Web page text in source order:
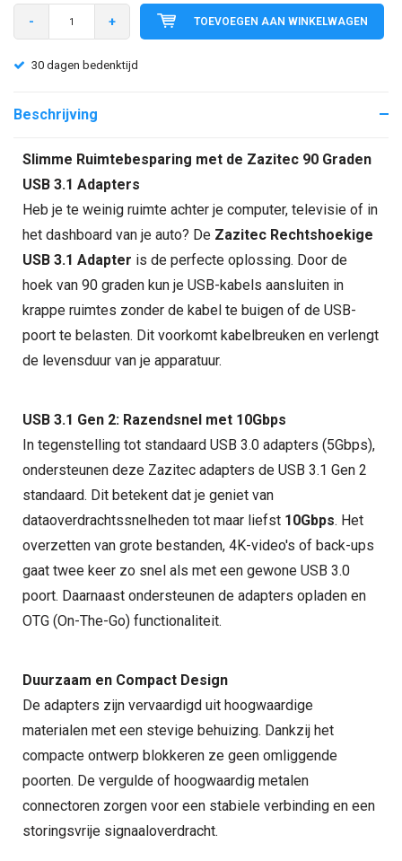
- + TOEVOEGEN AAN WINKELWAGEN
30 dagen bedenktijd
Beschrijving
Slimme Ruimtebesparing met de Zazitec 90 Graden
USB 3.1 Adapters
Heb je te weinig ruimte achter je computer, televisie of in
het dashboard van je auto? De Zazitec Rechtshoekige
USB 3.1 Adapter is de perfecte oplossing. Door de
hoek van 90 graden kun je USB-kabels aansluiten in
krappe ruimtes zonder de kabel te buigen of de USB-
poort te belasten. Dit voorkomt kabelbreuken en verlengt
de levensduur van je apparatuur.
USB 3.1 Gen 2: Razendsnel met 10Gbps
In tegenstelling tot standaard USB 3.0 adapters (5Gbps),
ondersteunen deze Zazitec adapters de USB 3.1 Gen 2
standaard. Dit betekent dat je geniet van
dataoverdrachtssnelheden tot maar liefst 10Gbps. Het
overzetten van grote bestanden, 4K-video's of back-ups
gaat twee keer zo snel als met een gewone USB 3.0
poort. Daarnaast ondersteunen de adapters opladen en
OTG (On-The-Go) functionaliteit.
Duurzaam en Compact Design
De adapters zijn vervaardigd uit hoogwaardige
materialen met een stevige behuizing. Dankzij het
compacte ontwerp blokkeren ze geen omliggende
poorten. De vergulde of hoogwaardig metalen
connectoren zorgen voor een stabiele verbinding en een
storingsvrije signaaloverdracht.